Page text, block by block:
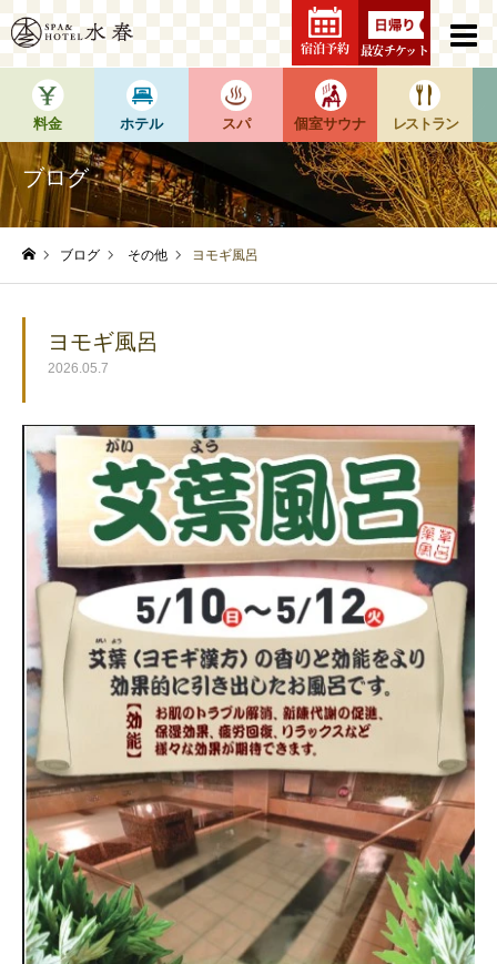
最安チケット
宿泊予約
料金 ホテル スパ 個室サウナ レストラン
ブログ
ブログ その他 ヨモギ風呂
ヨモギ風呂
2026.05.7